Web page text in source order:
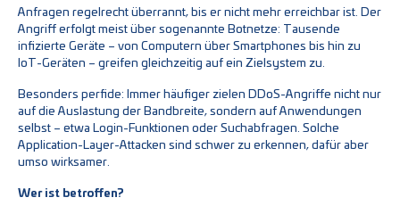
Anfragen regelrecht überrannt, bis er nicht mehr erreichbar ist. Der
Angriff erfolgt meist über sogenannte Botnetze: Tausende
infizierte Geräte – von Computern über Smartphones bis hin zu
IoT-Geräten – greifen gleichzeitig auf ein Zielsystem zu.
Besonders perfide: Immer häufiger zielen DDoS-Angriffe nicht nur
auf die Auslastung der Bandbreite, sondern auf Anwendungen
selbst – etwa Login-Funktionen oder Suchabfragen. Solche
Application-Layer-Attacken sind schwer zu erkennen, dafür aber
umso wirksamer.
Wer ist betroffen?